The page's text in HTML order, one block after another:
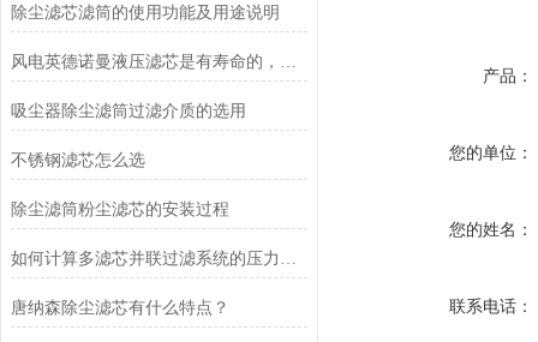
除尘滤芯滤筒的使用功能及用途说明
风电英德诺曼液压滤芯是有寿命的，所以需要知道他的更换操作流程
吸尘器除尘滤筒过滤介质的选用
不锈钢滤芯怎么选
除尘滤筒粉尘滤芯的安装过程
如何计算多滤芯并联过滤系统的压力损失？
唐纳森除尘滤芯有什么特点？
产品：
您的单位：
您的姓名：
联系电话：